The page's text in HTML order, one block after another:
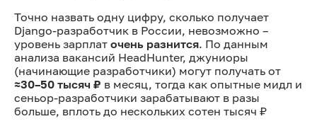
Точно назвать одну цифру, сколько получает
Django-разработчик в России, невозможно –
уровень зарплат очень разнится. По данным
анализа вакансий HeadHunter, джуниоры
(начинающие разработчики) могут получать от
≈30–50 тысяч ₽ в месяц, тогда как опытные мидл и
сеньор-разработчики зарабатывают в разы
больше, вплоть до нескольких сотен тысяч ₽